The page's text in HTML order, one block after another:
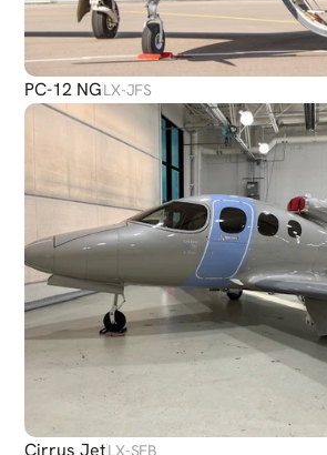
PC-12 NGLX-JFS
Cirrus JetLX-SFB